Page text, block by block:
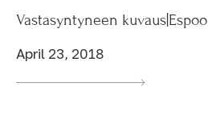
Vastasyntyneen kuvaus|Espoo
April 23, 2018